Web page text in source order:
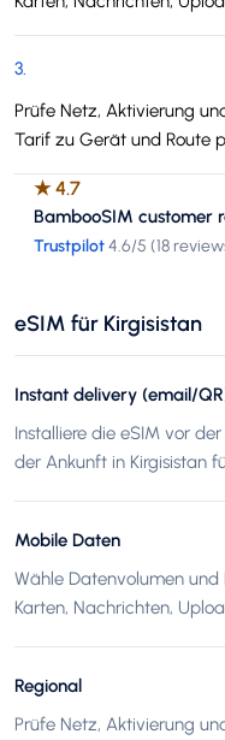
3.
Prüfe Netz, Aktivierung
Tarif zu Gerät und Route
★4.7
BambooSIM customer
Trustpilot4.6/5 (18
eSIM für Kirgisistan
Instant delivery (email/
Installiere die eSIM vor
der Ankunft in Kirgisistan
Mobile Daten
Wähle Datenvolumen und
Karten, Nachrichten,
Regional
Prüfe Netz, Aktivierung